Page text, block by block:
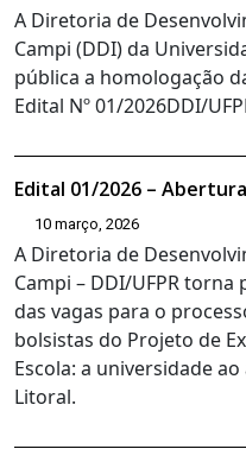
A Diretoria de
Campi (DDI) da
pública a homologação
Edital Nº 01/2026DDI/
Edital 01/2026 –
10 março, 2026
A Diretoria de
Campi – DDI/UFPR
das vagas para o
bolsistas do Projeto de
Escola: a universidade
Litoral.